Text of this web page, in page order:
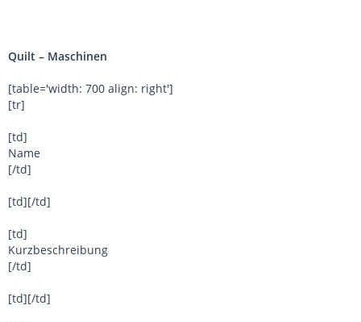
Quilt – Maschinen
[table='width: 700 align: right']
[tr]
[td]
Name
[/td]
[td][/td]
[td]
Kurzbeschreibung
[/td]
[td][/td]